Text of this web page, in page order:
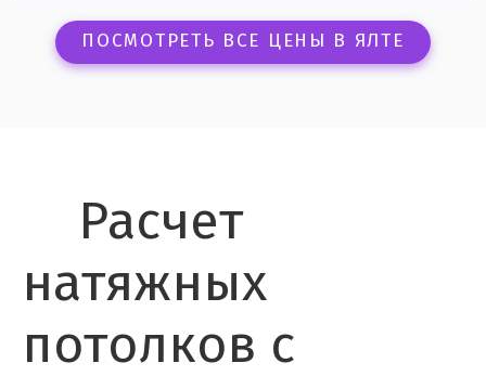
ПОСМОТРЕТЬ ВСЕ ЦЕНЫ В ЯЛТЕ
Расчет
натяжных
потолков с